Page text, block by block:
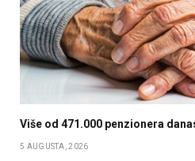
Više od 471.000 penzionera
5 AUGUSTA, 2026